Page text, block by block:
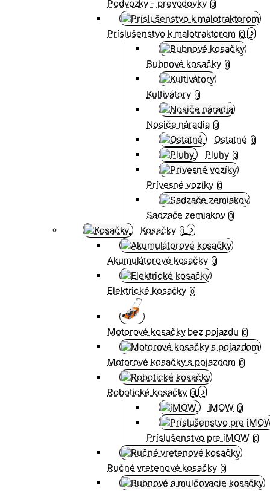
Podvozky - prevodovky 0
Príslušenstvo k malotraktorom 0
Bubnové kosačky 0
Kultivátory 0
Nosiče náradia 0
Ostatné 0
Pluhy 0
Prívesné vozíky 0
Sadzače zemiakov 0
Kosačky 0
Akumulátorové kosačky 0
Elektrické kosačky 0
Motorové kosačky bez pojazdu 0
Motorové kosačky s pojazdom 0
Robotické kosačky 0
iMOW 0
Príslušenstvo pre iMOW 0
Ručné vretenové kosačky 0